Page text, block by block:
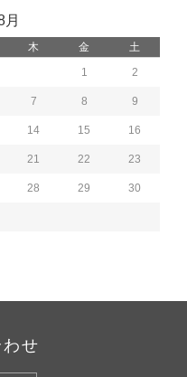
月
木 金
土
1
2
7 8 9
14 15 16
21 22 23
28 29 30
せ